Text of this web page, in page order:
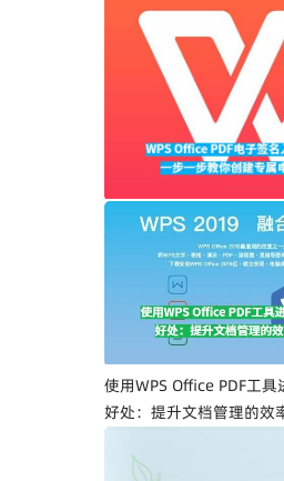
WPS Office PDF电子签名
一步教你创建专属电子签
使用WPS Office PDF工
好处：提升文档管理的效